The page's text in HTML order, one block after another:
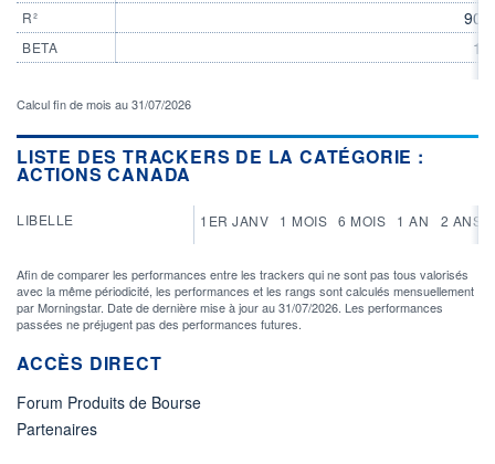
R²
BETA
Calcul fin de mois au 31/07/2026
LISTE DES TRACKERS DE LA CATÉGORIE :
ACTIONS CANADA
LIBELLE 1ER JANV 1 MOIS 6 MOIS 1 AN 2 ANS
Afin de comparer les performances entre les trackers qui ne sont pas tous valorisés
avec la même périodicité, les performances et les rangs sont calculés mensuellement
par Morningstar. Date de dernière mise à jour au 31/07/2026. Les performances
passées ne préjugent pas des performances futures.
ACCÈS DIRECT
Forum Produits de Bourse
Partenaires